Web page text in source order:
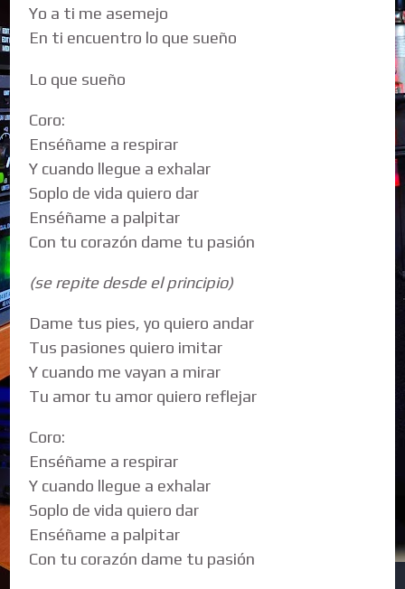
Yo a ti me asemejo
En ti encuentro lo que sueño
Lo que sueño
Coro:
Enséñame a respirar
Y cuando llegue a exhalar
Soplo de vida quiero dar
Enséñame a palpitar
Con tu corazón dame tu pasión
(se repite desde el principio)
Dame tus pies, yo quiero andar
Tus pasiones quiero imitar
Y cuando me vayan a mirar
Tu amor tu amor quiero reflejar
Coro:
Enséñame a respirar
Y cuando llegue a exhalar
Soplo de vida quiero dar
Enséñame a palpitar
Con tu corazón dame tu pasión